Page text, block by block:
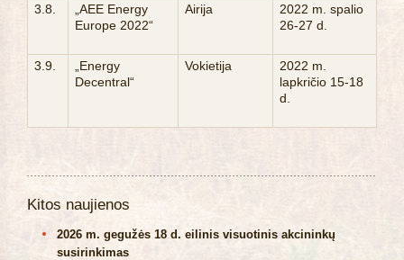
3.8.
„AEE Energy
Europe 2022“
Airija
2022 m. spalio
26-27 d.
3.9.
„Energy
Decentral“
Vokietija
2022 m.
lapkričio 15-18
d.
Kitos naujienos
2026 m. gegužės 18 d. eilinis visuotinis akcininkų
susirinkimas